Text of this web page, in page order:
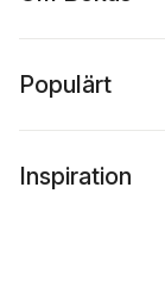
Populärt
Inspiration